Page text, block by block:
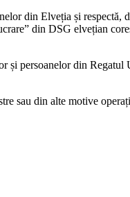
din Elveția și
din DSG elvețian
și persoanelor din
sau din alte motive